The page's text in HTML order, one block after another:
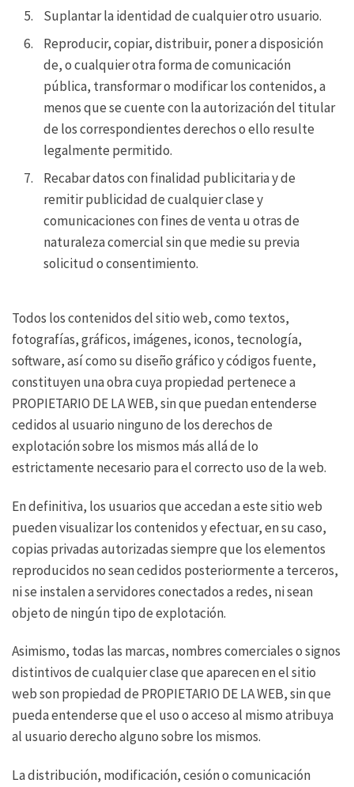
Suplantar la identidad de cualquier otro usuario.
Reproducir, copiar, distribuir, poner a disposición
de, o cualquier otra forma de comunicación
pública, transformar o modificar los contenidos, a
menos que se cuente con la autorización del titular
de los correspondientes derechos o ello resulte
legalmente permitido.
Recabar datos con finalidad publicitaria y de
remitir publicidad de cualquier clase y
comunicaciones con fines de venta u otras de
naturaleza comercial sin que medie su previa
solicitud o consentimiento.
Todos los contenidos del sitio web, como textos,
fotografías, gráficos, imágenes, iconos, tecnología,
software, así como su diseño gráfico y códigos fuente,
constituyen una obra cuya propiedad pertenece a
PROPIETARIO DE LA WEB, sin que puedan entenderse
cedidos al usuario ninguno de los derechos de
explotación sobre los mismos más allá de lo
estrictamente necesario para el correcto uso de la web.
En definitiva, los usuarios que accedan a este sitio web
pueden visualizar los contenidos y efectuar, en su caso,
copias privadas autorizadas siempre que los elementos
reproducidos no sean cedidos posteriormente a terceros,
ni se instalen a servidores conectados a redes, ni sean
objeto de ningún tipo de explotación.
Asimismo, todas las marcas, nombres comerciales o signos
distintivos de cualquier clase que aparecen en el sitio
web son propiedad de PROPIETARIO DE LA WEB, sin que
pueda entenderse que el uso o acceso al mismo atribuya
al usuario derecho alguno sobre los mismos.
La distribución, modificación, cesión o comunicación